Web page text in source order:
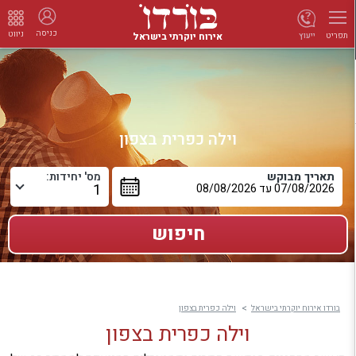
תפריט אירוח יוקרתי בישראל כניסה ניווט ייעוץ
וילה כפרית בצפון
תאריך מבוקש מס' יחידות:
בורדו אירוח יוקרתי בישראל וילה כפרית בצפון
וילה כפרית בצפון